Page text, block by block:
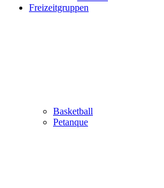
Freizeitgruppen
Basketball
Petanque